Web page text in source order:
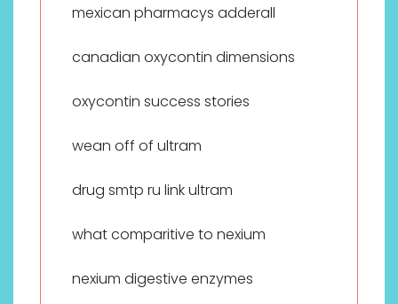
mexican pharmacys adderall
canadian oxycontin dimensions
oxycontin success stories
wean off of ultram
drug smtp ru link ultram
what comparitive to nexium
nexium digestive enzymes